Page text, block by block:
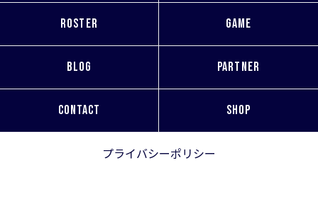
ROSTER GAME
BLOG PARTNER
CONTACT SHOP
プライバシーポリシー